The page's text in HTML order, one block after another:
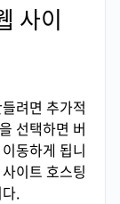
사이
려면 추가적
선택하면 버
동하게 됩니
이트 호스팅
.